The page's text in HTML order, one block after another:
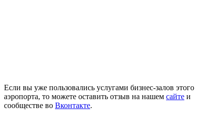
Если вы уже пользовались услугами бизнес-залов этого
аэропорта, то можете оставить отзыв на нашем сайте и
сообществе во Вконтакте.